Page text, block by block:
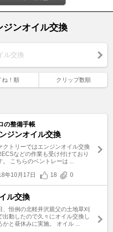
ジンオイル交換
ル交換
ね！順 クリップ数順
の整備手帳
ジンオイル交換
クトリーではエンジンオイル交換
などの作業も受け付けており
。 こちらのベントレーは ...
年10月17日
18 0
ル交換
、恒例の北軽井沢親父の土地草刈
出動したので久々にオイル交換し
かと昼休みに実施。 オイル ...